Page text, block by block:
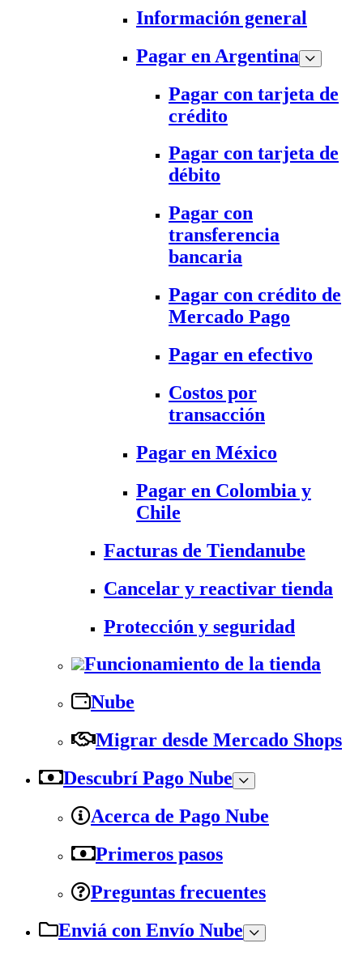
Información general
Pagar en Argentina
Pagar con tarjeta de
crédito
Pagar con tarjeta de
débito
Pagar con
transferencia
bancaria
Pagar con crédito de
Mercado Pago
Pagar en efectivo
Costos por
transacción
Pagar en México
Pagar en Colombia y
Chile
Facturas de Tiendanube
Cancelar y reactivar tienda
Protección y seguridad
Funcionamiento de la tienda
Nube
Migrar desde Mercado Shops
Descubrí Pago Nube
Acerca de Pago Nube
Primeros pasos
Preguntas frecuentes
Enviá con Envío Nube